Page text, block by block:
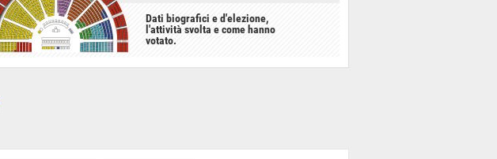
Dati biografici e d'elezione,
l'attività svolta e come hanno
votato.